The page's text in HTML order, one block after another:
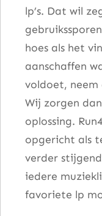
lp’s. Dat wil
hoes als het
aanschaffen
voldoet,
Wij zorgen
oplossing.
opgericht als
verder
iedere
favoriete lp